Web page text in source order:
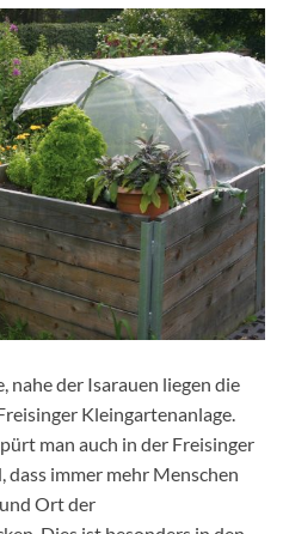
nahe der Isarauen liegen die
Kleingartenanlage.
man auch in der Freisinger
dass immer mehr Menschen
Ort der